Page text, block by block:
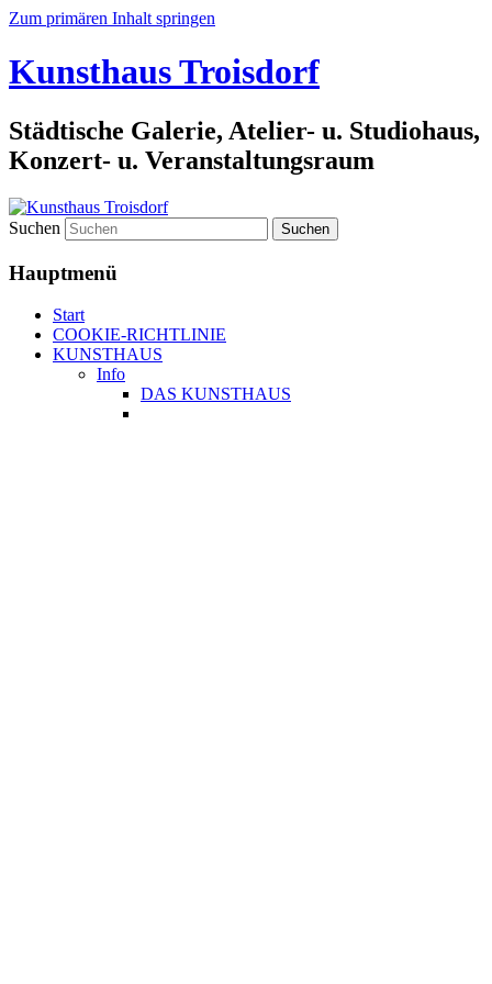
Zum primären Inhalt springen
Kunsthaus Troisdorf
Städtische Galerie, Atelier- u. Studiohaus,
Konzert- u. Veranstaltungsraum
Suchen
Hauptmenü
Start
COOKIE-RICHTLINIE
KUNSTHAUS
Info
DAS KUNSTHAUS